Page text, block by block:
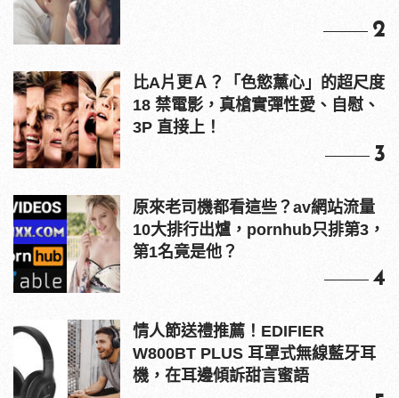
2
比A片更Ａ？「色慾薰心」的超尺度
18 禁電影，真槍實彈性愛、自慰、
3P 直接上！
3
原來老司機都看這些？av網站流量
10大排行出爐，pornhub只排第3，
第1名竟是他？
4
情人節送禮推薦！EDIFIER
W800BT PLUS 耳罩式無線藍牙耳
機，在耳邊傾訴甜言蜜語